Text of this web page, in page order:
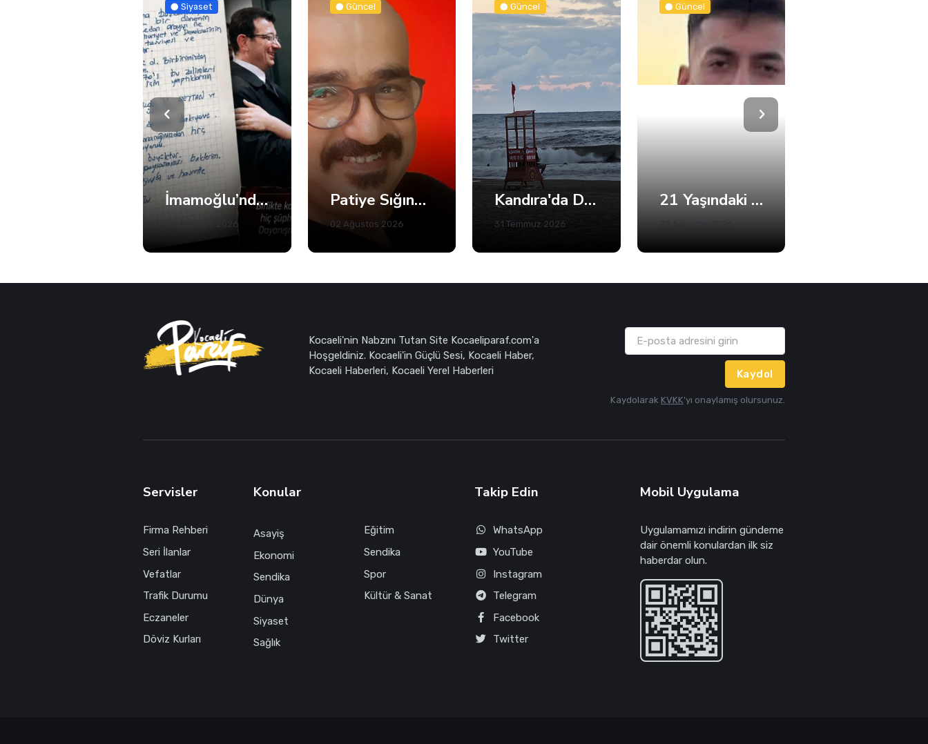
Siyaset
İmamoğlu’ndan Fatma Başkan’a Dayanışma Mektubu
02 Ağustos 2026
Güncel
Patiye Sığınan İnsan
02 Ağustos 2026
Güncel
Kandıra'da Denize Girişlere Kısıtlama! Sadece 5 Plaj Açık
31 Temmuz 2026
Güncel
21 Yaşındaki Efe Berat Mama Hayatını Kaybetti
Kocaeli'nin Nabzını Tutan Site Kocaeliparaf.com'a
Hoşgeldiniz. Kocaeli'in Güçlü Sesi, Kocaeli Haber,
Kocaeli Haberleri, Kocaeli Yerel Haberleri
Kaydol
Kaydolarak KVKK'yı onaylamış olursunuz.
Servisler
Firma Rehberi
Seri İlanlar
Vefatlar
Trafik Durumu
Eczaneler
Döviz Kurları
Konular
Asayiş
Ekonomi
Sendika
Dünya
Siyaset
Sağlık
Eğitim
Sendika
Spor
Kültür & Sanat
Takip Edin
WhatsApp
YouTube
Instagram
Telegram
Facebook
Twitter
Mobil Uygulama
Uygulamamızı indirin gündeme
dair önemli konulardan ilk siz
haberdar olun.